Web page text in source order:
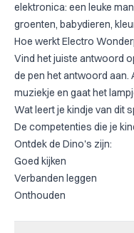
elektronica: een leuke
groenten, babydieren,
Hoe werkt Electro
Vind het juiste antwoord
de pen het antwoord aan.
muziekje en gaat het
Wat leert je kindje van dit
De competenties die je
Ontdek de Dino's zijn:
Goed kijken
Verbanden leggen
Onthouden